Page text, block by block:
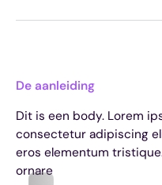
De aanleiding
Dit is een body. Lorem
consectetur adipiscing
eros elementum
ornare